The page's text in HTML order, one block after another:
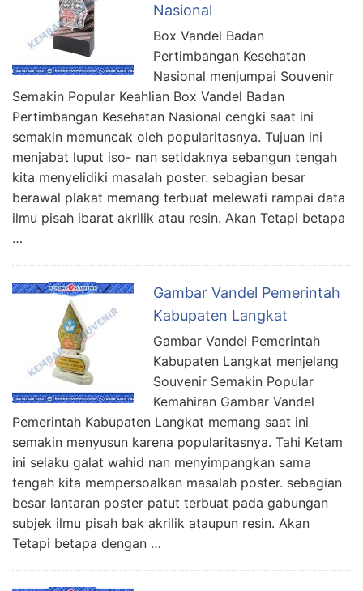
Nasional
Box Vandel Badan
Pertimbangan Kesehatan
Nasional menjumpai Souvenir
Semakin Popular Keahlian Box Vandel Badan
Pertimbangan Kesehatan Nasional cengki saat ini
semakin memuncak oleh popularitasnya. Tujuan ini
menjabat luput iso- nan setidaknya sebangun tengah
kita menyelidiki masalah poster. sebagian besar
berawal plakat memang terbuat melewati rampai data
ilmu pisah ibarat akrilik atau resin. Akan Tetapi betapa
…
Gambar Vandel Pemerintah
Kabupaten Langkat
Gambar Vandel Pemerintah
Kabupaten Langkat menjelang
Souvenir Semakin Popular
Kemahiran Gambar Vandel
Pemerintah Kabupaten Langkat memang saat ini
semakin menyusun karena popularitasnya. Tahi Ketam
ini selaku galat wahid nan menyimpangkan sama
tengah kita mempersoalkan masalah poster. sebagian
besar lantaran poster patut terbuat pada gabungan
subjek ilmu pisah bak akrilik ataupun resin. Akan
Tetapi betapa dengan …